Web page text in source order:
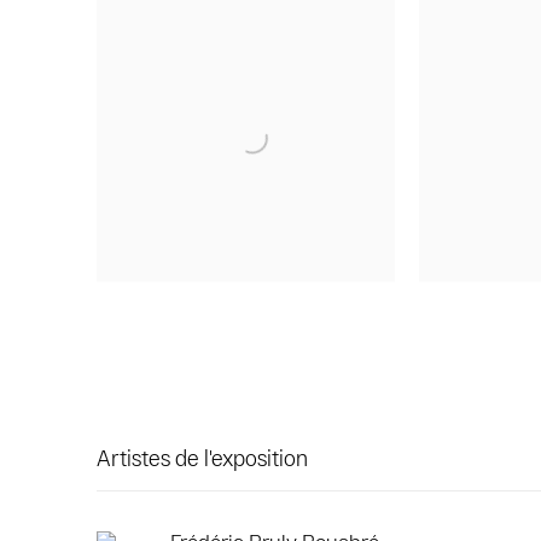
Artistes de l'exposition